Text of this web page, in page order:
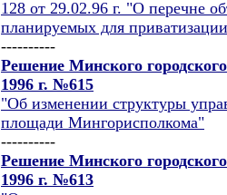
128 от 29.02.96 г. "О перечне
планируемых для
----------
Решение Минского
1996 г. №615
"Об изменении структуры
площади Мингорисполкома"
----------
Решение Минского
1996 г. №613